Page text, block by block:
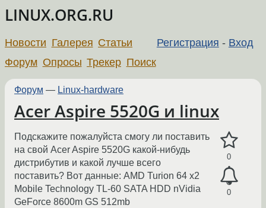
LINUX.ORG.RU
Регистрация - Вход
Новости Галерея Статьи
Форум Опросы Трекер Поиск
Форум — Linux-hardware
Acer Aspire 5520G и linux
0
0
Подскажите пожалуйста смогу ли поставить
на свой Acer Aspire 5520G какой-нибудь
дистрибутив и какой лучше всего
поставить? Вот данные: AMD Turion 64 x2
Mobile Technology TL-60 SATA HDD nVidia
GeForce 8600m GS 512mb